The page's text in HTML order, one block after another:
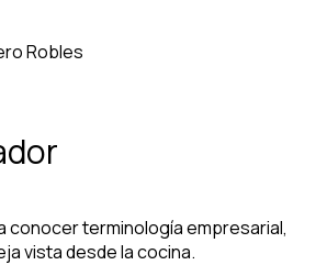
Robles
conocer terminología empresarial,
vista desde la cocina.